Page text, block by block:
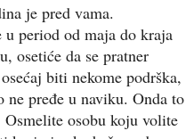
je pred vama.
u period od maja do kraja
osetiće da se pratner
biti nekome podrška,
ne pređe u naviku. Onda to
osobu koju volite